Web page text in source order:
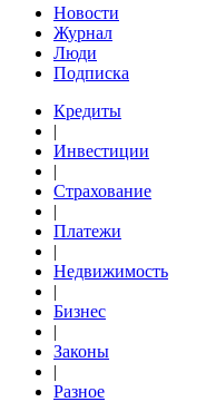
Новости
Журнал
Люди
Подписка
Кредиты
|
Инвестиции
|
Страхование
|
Платежи
|
Недвижимость
|
Бизнес
|
Законы
|
Разное